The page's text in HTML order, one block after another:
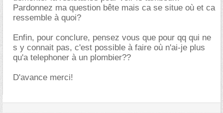
Pardonnez ma question bête mais ca se situe où et ca
ressemble à quoi?
Enfin, pour conclure, pensez vous que pour qq qui ne
s y connait pas, c'est possible à faire où n'ai-je plus
qu'a telephoner à un plombier??
D'avance merci!